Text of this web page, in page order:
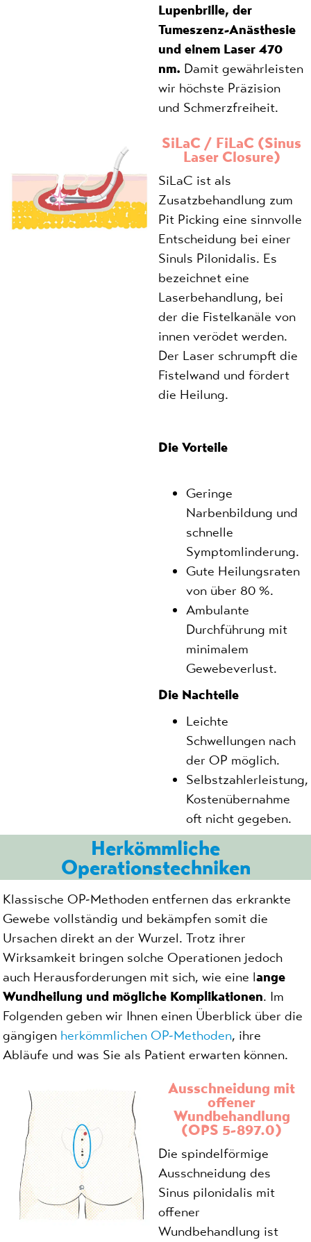
Lupenbrille, der
Tumeszenz-Anästhesie
und einem Laser 470
nm. Damit gewährleisten
wir höchste Präzision
und Schmerzfreiheit.
SiLaC / FiLaC (Sinus
Laser Closure)
SiLaC ist als
Zusatzbehandlung zum
Pit Picking eine sinnvolle
Entscheidung bei einer
Sinuls Pilonidalis. Es
bezeichnet eine
Laserbehandlung, bei
der die Fistelkanäle von
innen verödet werden.
Der Laser schrumpft die
Fistelwand und fördert
die Heilung.
Die Vorteile
Geringe
Narbenbildung und
schnelle
Symptomlinderung.
Gute Heilungsraten
von über 80 %.
Ambulante
Durchführung mit
minimalem
Gewebeverlust.
Die Nachteile
Leichte
Schwellungen nach
der OP möglich.
Selbstzahlerleistung,
Kostenübernahme
oft nicht gegeben.
Herkömmliche
Operationstechniken
Klassische OP-Methoden entfernen das erkrankte
Gewebe vollständig und bekämpfen somit die
Ursachen direkt an der Wurzel. Trotz ihrer
Wirksamkeit bringen solche Operationen jedoch
auch Herausforderungen mit sich, wie eine lange
Wundheilung und mögliche Komplikationen. Im
Folgenden geben wir Ihnen einen Überblick über die
gängigen herkömmlichen OP-Methoden, ihre
Abläufe und was Sie als Patient erwarten können.
Ausschneidung mit
offener
Wundbehandlung
(OPS 5-897.0)
Die spindelförmige
Ausschneidung des
Sinus pilonidalis mit
offener
Wundbehandlung ist